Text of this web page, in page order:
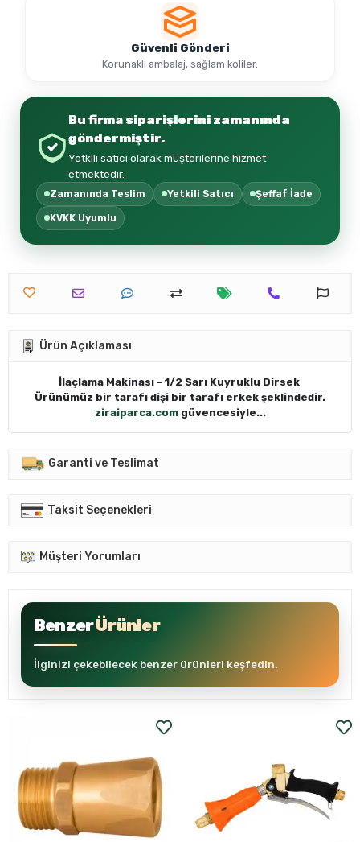
Güvenli Gönderi
Korunaklı ambalaj, sağlam koliler.
Bu firma siparişlerini zamanında
göndermiştir.
Yetkili satıcı olarak müşterilerine hizmet
etmektedir.
Zamanında Teslim Yetkili Satıcı Şeffaf İade
KVKK Uyumlu
Ürün Açıklaması
İlaçlama Makinası - 1/2 Sarı Kuyruklu Dirsek
Ürünümüz bir tarafı dişi bir tarafı erkek şeklindedir.
ziraiparca.comgüvencesiyle...
Garanti ve Teslimat
Taksit Seçenekleri
Müşteri Yorumları
BenzerÜrünler
İlginizi çekebilecek benzer ürünleri keşfedin.